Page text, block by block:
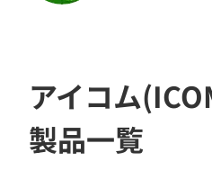
アイコム
製品一覧